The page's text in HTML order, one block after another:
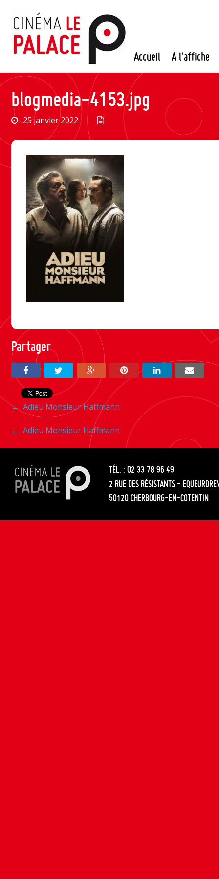
contenu
Accueil A l’affiche
blogmedia-4153.jpg
25 janvier 2022 |
Partager
Navigation
entre
les
articles
← Adieu Monsieur Haffmann
Navigation
entre
les
articles
← Adieu Monsieur Haffmann
TÉL. : 02 33 78 96 49
2 RUE DES RÉSISTANTS -
50120 CHERBOURG-EN-COTENTIN